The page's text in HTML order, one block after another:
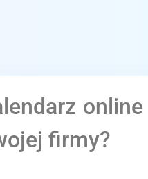
online
firmy?